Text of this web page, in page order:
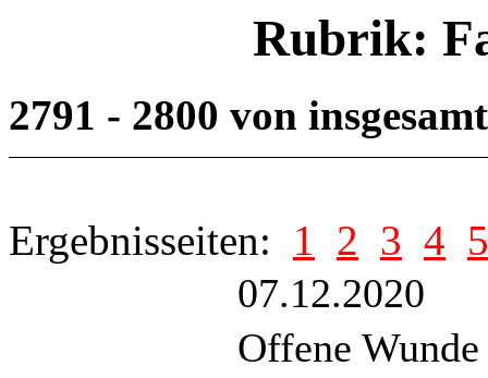
Rubrik:
2791 - 2800 von
Ergebnisseiten: 1 2 3 4 5
07.12.2020
Offene Wunde